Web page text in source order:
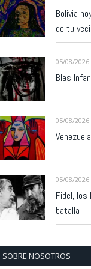
Bolivia
de tu
05/08/2026
Blas
05/08/2026
05/08/2026
Fidel, los
batalla
SOBRE NOSOTROS